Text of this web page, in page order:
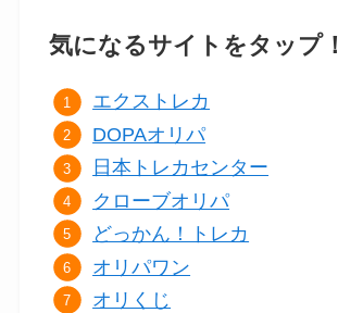
気になるサイトをタップ！
エクストレカ
DOPAオリパ
日本トレカセンター
クローブオリパ
どっかん！トレカ
オリパワン
オリくじ